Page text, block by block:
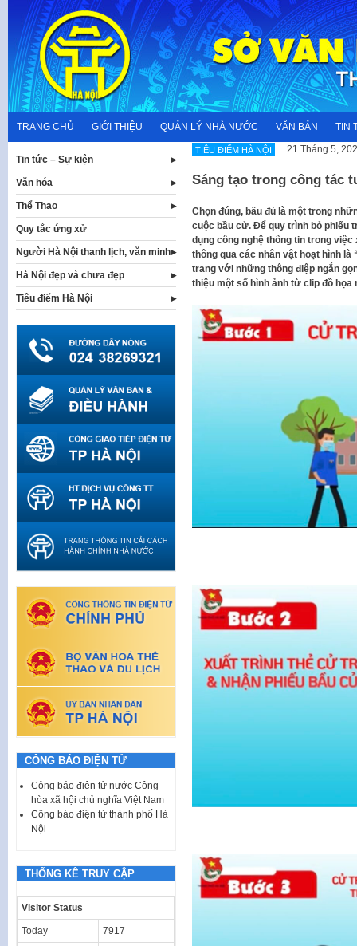
content
TRANG CHỦ GIỚI THIỆU QUẢN LÝ NHÀ NƯỚC VĂN BẢN TIN
TIÊU ĐIỂM HÀ NỘI 21 Tháng 5,
Sáng tạo trong công tác
Chọn đúng, bầu đủ là một trong
cuộc bầu cử. Để quy trình bỏ phiếu
dụng công nghệ thông tin trong
thông qua các nhân vật hoạt hình là
trang với những thông điệp ngắn
thiệu một số hình ảnh từ clip đồ họa
Tin tức – Sự kiện
Văn hóa
Thể Thao
Quy tắc ứng xử
Người Hà Nội thanh lịch, văn minh
Hà Nội đẹp và chưa đẹp
Tiêu điểm Hà Nội
CÔNG BÁO ĐIỆN TỬ
Công báo điện tử nước Cộng
hòa xã hội chủ nghĩa Việt Nam
Công báo điện tử thành phố Hà
Nội
THỐNG KÊ TRUY CẬP
Visitor Status
Today 7917